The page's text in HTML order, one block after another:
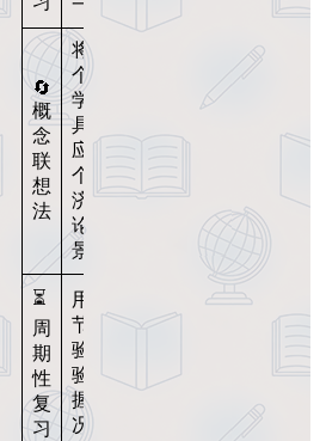
一遍
🔄
概
念
联
想
法
将每
个数
学工
具对
应一
个经
济理
论场
景
⏳
周
期
性
复
习
用章
节测
验检
验掌
握情
况